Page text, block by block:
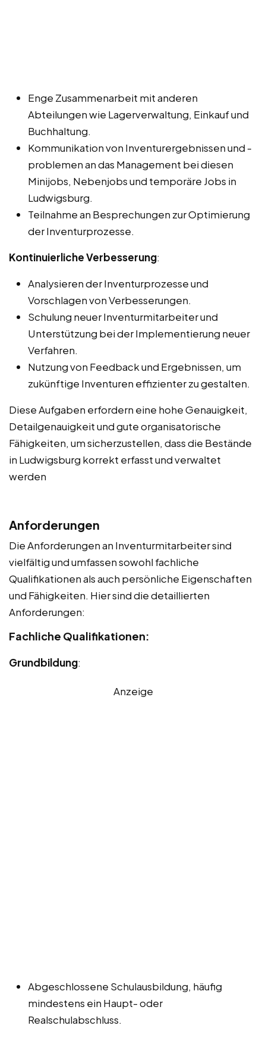
Enge Zusammenarbeit mit anderen
Abteilungen wie Lagerverwaltung, Einkauf und
Buchhaltung.
Kommunikation von Inventurergebnissen und -
problemen an das Management bei diesen
Minijobs, Nebenjobs und temporäre Jobs in
Ludwigsburg.
Teilnahme an Besprechungen zur Optimierung
der Inventurprozesse.
Kontinuierliche Verbesserung:
Analysieren der Inventurprozesse und
Vorschlagen von Verbesserungen.
Schulung neuer Inventurmitarbeiter und
Unterstützung bei der Implementierung neuer
Verfahren.
Nutzung von Feedback und Ergebnissen, um
zukünftige Inventuren effizienter zu gestalten.
Diese Aufgaben erfordern eine hohe Genauigkeit,
Detailgenauigkeit und gute organisatorische
Fähigkeiten, um sicherzustellen, dass die Bestände
in Ludwigsburg korrekt erfasst und verwaltet
werden
Anforderungen
Die Anforderungen an Inventurmitarbeiter sind
vielfältig und umfassen sowohl fachliche
Qualifikationen als auch persönliche Eigenschaften
und Fähigkeiten. Hier sind die detaillierten
Anforderungen:
Fachliche Qualifikationen:
Grundbildung:
Anzeige
Abgeschlossene Schulausbildung, häufig
mindestens ein Haupt- oder
Realschulabschluss.